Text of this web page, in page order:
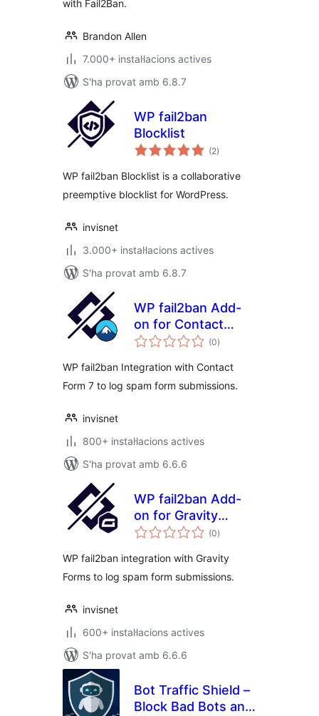
with Fail2Ban.
Brandon Allen
7.000+ instal·lacions actives
S'ha provat amb 6.8.7
WP fail2ban
Blocklist
(2puntuacions
totals
)
WP fail2ban Blocklist is a collaborative
preemptive blocklist for WordPress.
invisnet
3.000+ instal·lacions actives
S'ha provat amb 6.8.7
WP fail2ban Add-
on for Contact
Form 7
(0puntuacions
totals
)
WP fail2ban Integration with Contact
Form 7 to log spam form submissions.
invisnet
800+ instal·lacions actives
S'ha provat amb 6.6.6
WP fail2ban Add-
on for Gravity
Forms
(0puntuacions
totals
)
WP fail2ban integration with Gravity
Forms to log spam form submissions.
invisnet
600+ instal·lacions actives
S'ha provat amb 6.6.6
Bot Traffic Shield –
Block Bad Bots and